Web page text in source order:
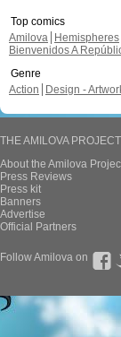
Top comics
Amilova
Hemispheres
Bienvenidos A
Genre
Action
Design -
THE AMILOVA PROJECT
About the Amilova
Press Reviews
Press kit
Banners
Advertise
Official Partners
Follow Amilova on